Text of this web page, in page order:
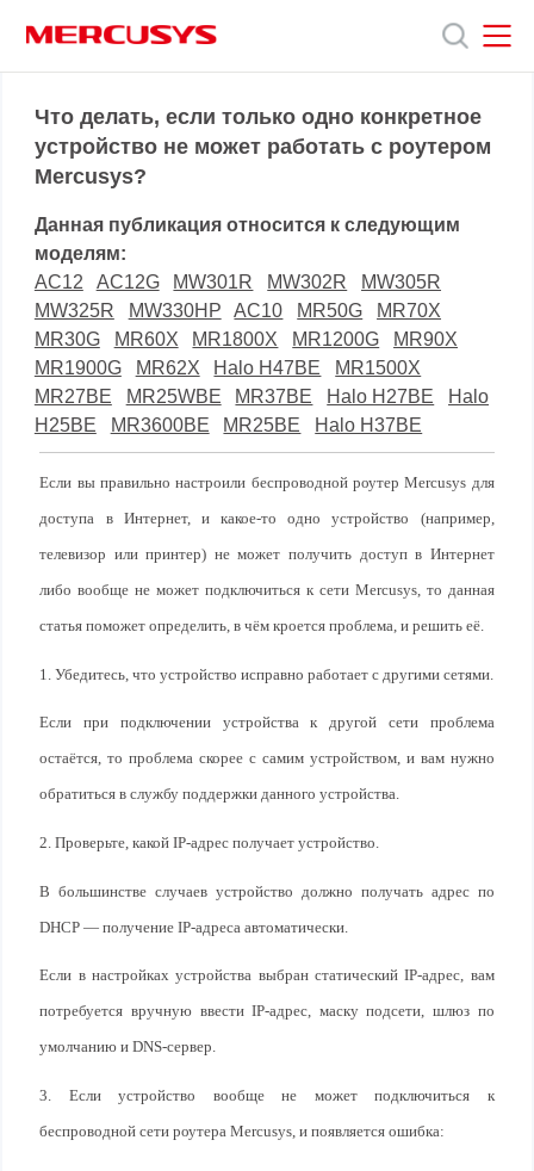
navigation
Продукты
Поддержка
нас
Что делать, если только одно конкретное
устройство не может работать с роутером
Mercusys?
Данная публикация относится к следующим
моделям:
AC12
AC12G MW301R MW302R
MW305R
MW325R
MW330HP AC10 MR50G
MR70X
MR30G
MR60X MR1800X MR1200G
MR90X
MR1900G
MR62X Halo H47BE
MR1500X
MR27BE
MR25WBE MR37BE Halo H27BE
Halo
H25BE
MR3600BE MR25BE Halo H37BE
Если вы правильно настроили беспроводной роутер Mercusys для
доступа в Интернет, и какое-то одно устройство (например,
телевизор или принтер) не может получить доступ в Интернет
либо вообще не может подключиться к сети Mercusys, то данная
статья поможет определить, в чём кроется проблема, и решить её.
1. Убедитесь, что устройство исправно работает с другими сетями.
Если при подключении устройства к другой сети проблема
остаётся, то проблема скорее с самим устройством, и вам нужно
обратиться в службу поддержки данного устройства.
2. Проверьте, какой IP-адрес получает устройство.
В большинстве случаев устройство должно получать адрес по
DHCP — получение IP-адреса автоматически.
Если в настройках устройства выбран статический IP-адрес, вам
потребуется вручную ввести IP-адрес, маску подсети, шлюз по
умолчанию и DNS-сервер.
3. Если устройство вообще не может подключиться к
беспроводной сети роутера Mercusys, и появляется ошибка: